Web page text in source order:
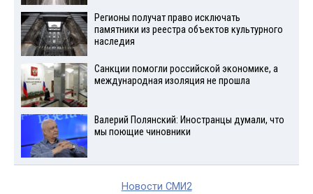
Регионы получат право исключать
памятники из реестра объектов культурного
наследия
Санкции помогли российской экономике, а
международная изоляция не прошла
Валерий Полянский: Иностранцы думали, что
мы поющие чиновники
Новости СМИ2